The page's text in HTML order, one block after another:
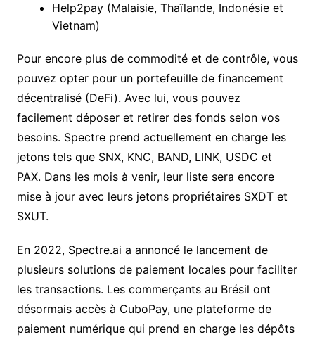
Help2pay (Malaisie, Thaïlande, Indonésie et
Vietnam)
Pour encore plus de commodité et de contrôle, vous
pouvez opter pour un portefeuille de financement
décentralisé (DeFi). Avec lui, vous pouvez
facilement déposer et retirer des fonds selon vos
besoins. Spectre prend actuellement en charge les
jetons tels que SNX, KNC, BAND, LINK, USDC et
PAX. Dans les mois à venir, leur liste sera encore
mise à jour avec leurs jetons propriétaires SXDT et
SXUT.
En 2022, Spectre.ai a annoncé le lancement de
plusieurs solutions de paiement locales pour faciliter
les transactions. Les commerçants au Brésil ont
désormais accès à CuboPay, une plateforme de
paiement numérique qui prend en charge les dépôts